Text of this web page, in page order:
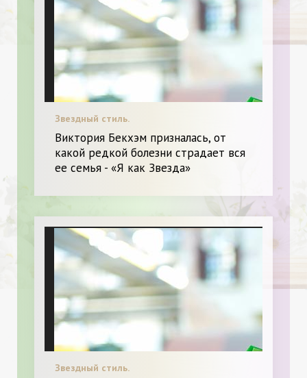
Звездный стиль.
Виктория Бекхэм призналась, от
какой редкой болезни страдает вся
ее семья - «Я как Звезда»
Звездный стиль.